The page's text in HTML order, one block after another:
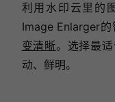
利用水印云里的
Image Enlarger
变清晰。选择最
动、鲜明。